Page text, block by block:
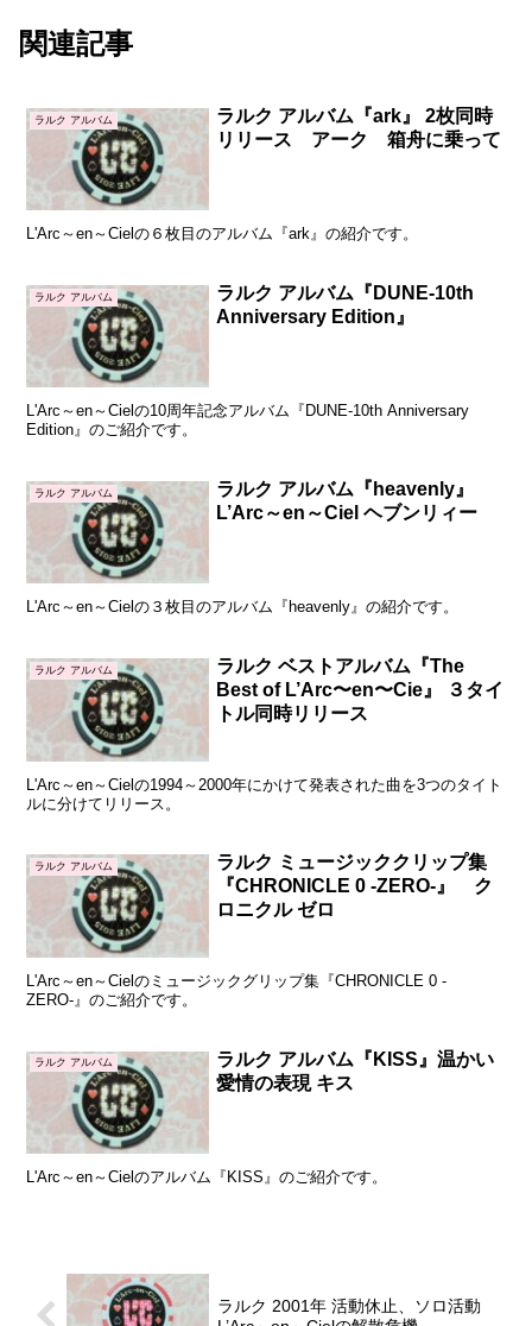
関連記事
ラルク アルバム
ラルク アルバム『ark』 2枚同時
リリース アーク 箱舟に乗って
L'Arc～en～Cielの６枚目のアルバム『ark』の紹介です。
ラルク アルバム
ラルク アルバム『DUNE-10th
Anniversary Edition』
L'Arc～en～Cielの10周年記念アルバム『DUNE-10th Anniversary
Edition』のご紹介です。
ラルク アルバム
ラルク アルバム『heavenly』
L’Arc～en～Ciel ヘブンリィー
L'Arc～en～Cielの３枚目のアルバム『heavenly』の紹介です。
ラルク アルバム
ラルク ベストアルバム『The
Best of L’Arc〜en〜Cie』 ３タイ
トル同時リリース
L'Arc～en～Cielの1994～2000年にかけて発表された曲を3つのタイト
ルに分けてリリース。
ラルク アルバム
ラルク ミュージッククリップ集
『CHRONICLE 0 -ZERO-』 ク
ロニクル ゼロ
L'Arc～en～Cielのミュージックグリップ集『CHRONICLE 0 -
ZERO-』のご紹介です。
ラルク アルバム
ラルク アルバム『KISS』温かい
愛情の表現 キス
L'Arc～en～Cielのアルバム『KISS』のご紹介です。
ラルク 2001年 活動休止、ソロ活動